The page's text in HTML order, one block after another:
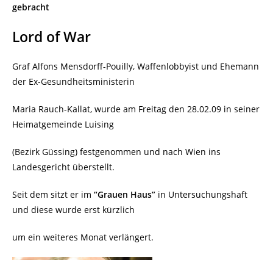
gebracht
Lord of War
Graf Alfons Mensdorff-Pouilly, Waffenlobbyist und Ehemann
der Ex-Gesundheitsministerin
Maria Rauch-Kallat, wurde am Freitag den 28.02.09 in seiner
Heimatgemeinde Luising
(Bezirk Güssing) festgenommen und nach Wien ins
Landesgericht überstellt.
Seit dem sitzt er im “Grauen Haus” in Untersuchungshaft
und diese wurde erst kürzlich
um ein weiteres Monat verlängert.